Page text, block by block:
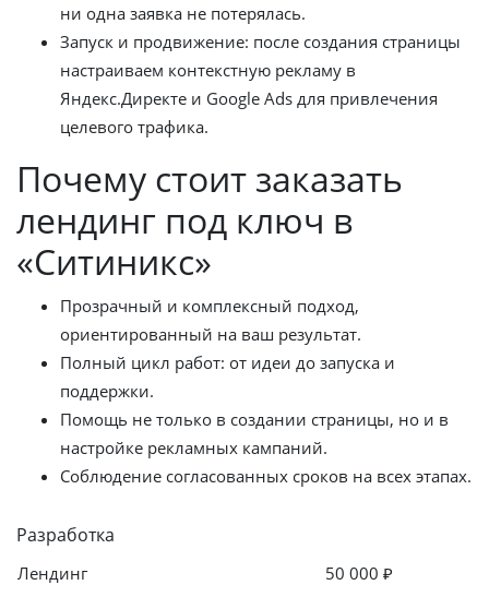
ни одна заявка не потерялась.
Запуск и продвижение: после создания страницы
настраиваем контекстную рекламу в
Яндекс.Директе и Google Ads для привлечения
целевого трафика.
Почему стоит заказать
лендинг под ключ в
«Ситиникс»
Прозрачный и комплексный подход,
ориентированный на ваш результат.
Полный цикл работ: от идеи до запуска и
поддержки.
Помощь не только в создании страницы, но и в
настройке рекламных кампаний.
Соблюдение согласованных сроков на всех этапах.
Разработка
Лендинг 50 000 ₽